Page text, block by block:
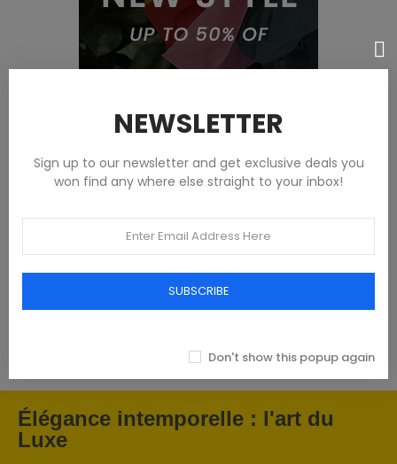
Tommy Hilfiger Chemises - Homme -
Blanches
€93.00
Élégance intemporelle : l'art du
Luxe
NEWSLETTER
Sign up to our newsletter and get exclusive deals you
won find any where else straight to your inbox!
SUBSCRIBE
Don't show this popup again